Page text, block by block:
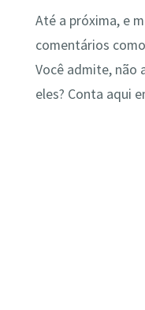
Até a próxima, e
comentários
Você admite, não
eles? Conta aqui